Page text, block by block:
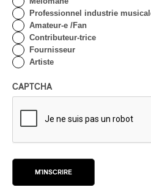
Cordâme – Ravel
Cordâme – Ravel
Professionnel industrie
Amateur-e /Fan
Contributeur-trice
Fournisseur
Artiste
CAPTCHA
M'INSCRIRE